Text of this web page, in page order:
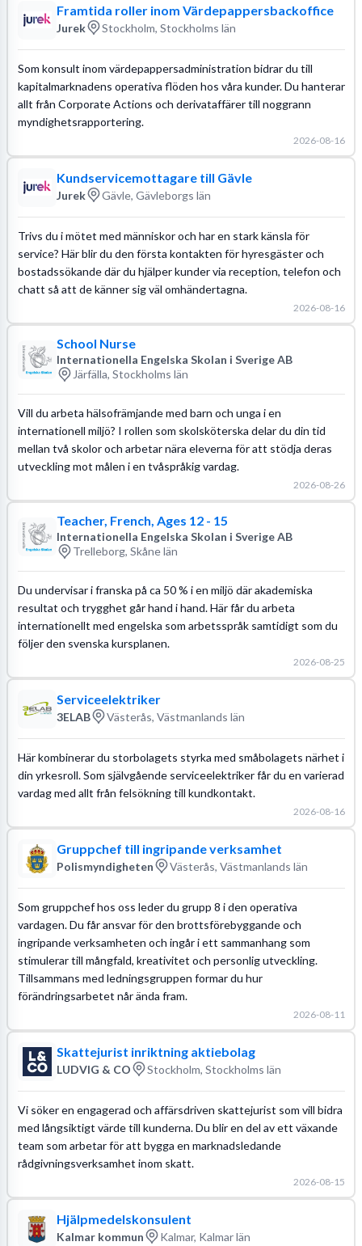
Framtida roller inom Värdepappersbackoffice
Jurek Stockholm, Stockholms län
Som konsult inom värdepappersadministration bidrar du till
kapitalmarknadens operativa flöden hos våra kunder. Du hanterar
allt från Corporate Actions och derivataffärer till noggrann
myndighetsrapportering.
2026-08-16
Kundservicemottagare till Gävle
Jurek Gävle, Gävleborgs län
Trivs du i mötet med människor och har en stark känsla för
service? Här blir du den första kontakten för hyresgäster och
bostadssökande där du hjälper kunder via reception, telefon och
chatt så att de känner sig väl omhändertagna.
2026-08-16
School Nurse
Internationella Engelska Skolan i Sverige AB
Järfälla, Stockholms län
Vill du arbeta hälsofrämjande med barn och unga i en
internationell miljö? I rollen som skolsköterska delar du din tid
mellan två skolor och arbetar nära eleverna för att stödja deras
utveckling mot målen i en tvåspråkig vardag.
2026-08-26
Teacher, French, Ages 12 - 15
Internationella Engelska Skolan i Sverige AB
Trelleborg, Skåne län
Du undervisar i franska på ca 50 % i en miljö där akademiska
resultat och trygghet går hand i hand. Här får du arbeta
internationellt med engelska som arbetsspråk samtidigt som du
följer den svenska kursplanen.
2026-08-25
Serviceelektriker
3ELAB Västerås, Västmanlands län
Här kombinerar du storbolagets styrka med småbolagets närhet i
din yrkesroll. Som självgående serviceelektriker får du en varierad
vardag med allt från felsökning till kundkontakt.
2026-08-16
Gruppchef till ingripande verksamhet
Polismyndigheten Västerås, Västmanlands län
Som gruppchef hos oss leder du grupp 8 i den operativa
vardagen. Du får ansvar för den brottsförebyggande och
ingripande verksamheten och ingår i ett sammanhang som
stimulerar till mångfald, kreativitet och personlig utveckling.
Tillsammans med ledningsgruppen formar du hur
förändringsarbetet når ända fram.
2026-08-11
Skattejurist inriktning aktiebolag
LUDVIG & CO Stockholm, Stockholms län
Vi söker en engagerad och affärsdriven skattejurist som vill bidra
med långsiktigt värde till kunderna. Du blir en del av ett växande
team som arbetar för att bygga en marknadsledande
rådgivningsverksamhet inom skatt.
2026-08-15
Hjälpmedelskonsulent
Kalmar kommun Kalmar, Kalmar län